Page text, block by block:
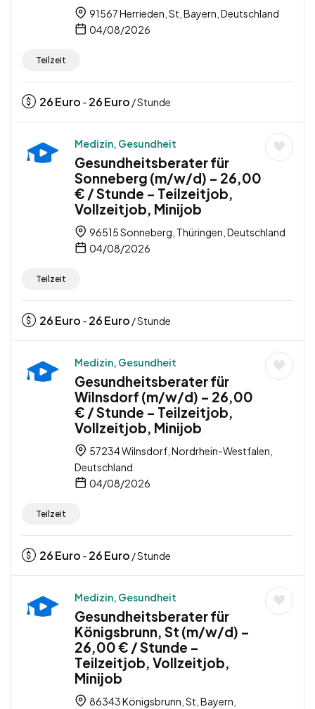
91567 Herrieden, St, Bayern, Deutschland
04/08/2026
Teilzeit
26Euro - 26Euro / Stunde
Medizin, Gesundheit
Gesundheitsberater für
Sonneberg (m/w/d) – 26,00
€ / Stunde – Teilzeitjob,
Vollzeitjob, Minijob
96515 Sonneberg, Thüringen, Deutschland
04/08/2026
Teilzeit
26Euro - 26Euro / Stunde
Medizin, Gesundheit
Gesundheitsberater für
Wilnsdorf (m/w/d) – 26,00
€ / Stunde – Teilzeitjob,
Vollzeitjob, Minijob
57234 Wilnsdorf, Nordrhein-Westfalen,
Deutschland
04/08/2026
Teilzeit
26Euro - 26Euro / Stunde
Medizin, Gesundheit
Gesundheitsberater für
Königsbrunn, St (m/w/d) –
26,00 € / Stunde –
Teilzeitjob, Vollzeitjob,
Minijob
86343 Königsbrunn, St, Bayern,